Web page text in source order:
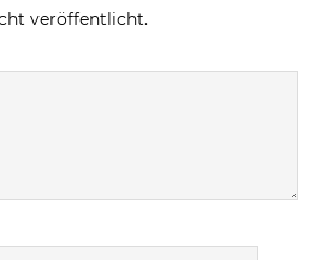
veröffentlicht.